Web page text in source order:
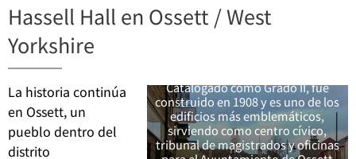
Hassell Hall en Ossett / West
Yorkshire
Centro de Ossett, mostrando el
Catalogado como Grado II, fue
construido en 1908 y es uno de los
edificios más emblemáticos,
sirviendo como centro cívico,
tribunal de magistrados y oficinas
La historia continúa
en Ossett, un
pueblo dentro del
distrito